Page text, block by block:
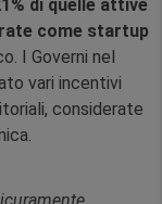
di quelle attive
come startup
I Governi nel
vari incentivi
considerate